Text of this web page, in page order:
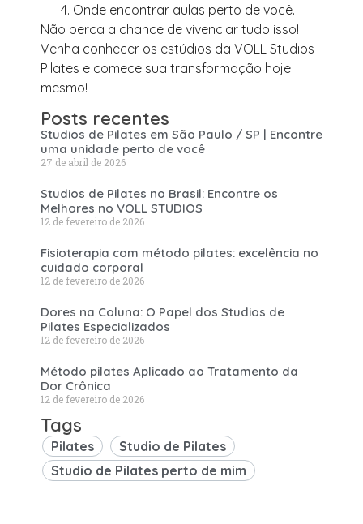
Onde encontrar aulas perto de você.
Não perca a chance de vivenciar tudo isso!
Venha conhecer os estúdios da VOLL Studios
Pilates e comece sua transformação hoje
mesmo!
Posts recentes
Studios de Pilates em São Paulo / SP | Encontre
uma unidade perto de você
27 de abril de 2026
Studios de Pilates no Brasil: Encontre os
Melhores no VOLL STUDIOS
12 de fevereiro de 2026
Fisioterapia com método pilates: excelência no
cuidado corporal
12 de fevereiro de 2026
Dores na Coluna: O Papel dos Studios de
Pilates Especializados
12 de fevereiro de 2026
Método pilates Aplicado ao Tratamento da
Dor Crônica
12 de fevereiro de 2026
Tags
Pilates
Studio de Pilates
Studio de Pilates perto de mim